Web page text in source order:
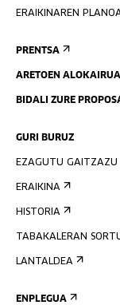
ERAIKINAREN
PRENTSA
ARETOEN ALOKAIRUA
BIDALI ZURE
GURI BURUZ
EZAGUTU GAITZAZU
ERAIKINA
HISTORIA
TABAKALERAN
LANTALDEA
ENPLEGUA